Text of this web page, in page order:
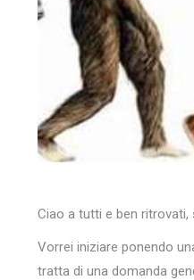
Ciao a tutti e ben
Vorrei iniziare ponendo
tratta di una domanda